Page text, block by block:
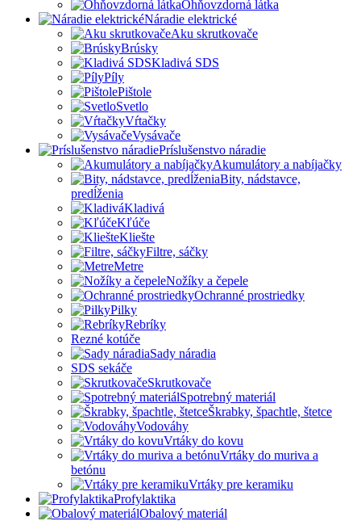
Ohňovzdorná látka
Náradie elektrické
Aku skrutkovače
Brúsky
Kladivá SDS
Píly
Pištole
Svetlo
Vŕtačky
Vysávače
Príslušenstvo náradie
Akumulátory a nabíjačky
Bity, nádstavce,
predĺženia
Kladivá
Kľúče
Kliešte
Filtre, sáčky
Metre
Nožíky a čepele
Ochranné prostriedky
Pilky
Rebríky
Rezné kotúče
Sady náradia
SDS sekáče
Skrutkovače
Spotrebný materiál
Škrabky, špachtle, štetce
Vodováhy
Vrtáky do kovu
Vrtáky do muriva a
betónu
Vrtáky pre keramiku
Profylaktika
Obalový materiál